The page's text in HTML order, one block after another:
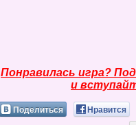
Понравилась игра?
и
Поделиться Нравится